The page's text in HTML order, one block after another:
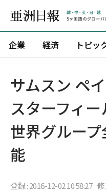
企業 経済 トピッ
サムスン ペ
スターフィ
世界グルー
能
登録 : 2016-12-02 10:58:27 修